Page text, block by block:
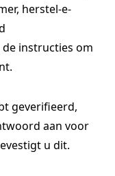
herstel-e-
instructies om
geverifieerd,
aan voor
u dit.